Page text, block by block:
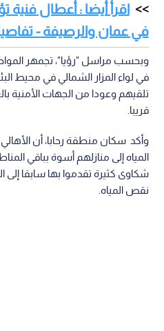
اقرأ أيضا : أعطال فنية
في عمان والرصيفة -
وبحسب مراسل "رؤيا"، تجمهر
في لواء المزار الشمالي في محيط
تلقيهم وعودا من الجهات الأمنية
قريبا.
وأكد سكان منطقة رحابا، أن
المياه إلى منازلهم أسوة بباقي
شكاوى كثيرة تقدموا بها سابقا
نقص المياه.